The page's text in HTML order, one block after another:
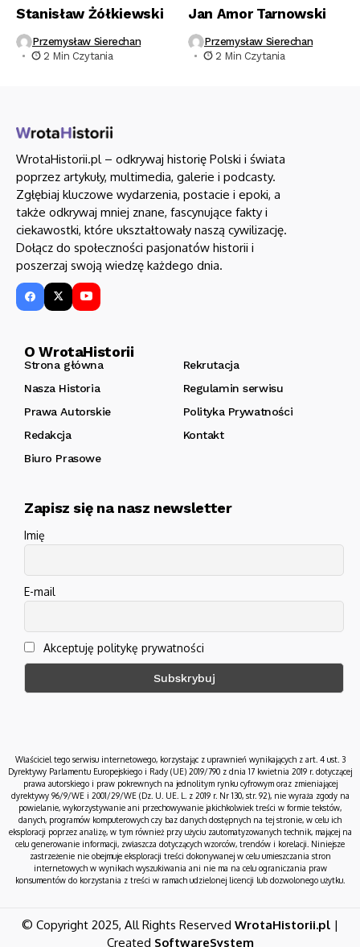
Stanisław Żółkiewski
Przemysław Sierechan
2 Min Czytania
Jan Amor Tarnowski
Przemysław Sierechan
2 Min Czytania
WrotaHistorii.pl – odkrywaj historię Polski i świata
poprzez artykuły, multimedia, galerie i podcasty.
Zgłębiaj kluczowe wydarzenia, postacie i epoki, a
także odkrywaj mniej znane, fascynujące fakty i
ciekawostki, które ukształtowały naszą cywilizację.
Dołącz do społeczności pasjonatów historii i
poszerzaj swoją wiedzę każdego dnia.
O WrotaHistorii
Strona główna
Rekrutacja
Nasza Historia
Regulamin serwisu
Prawa Autorskie
Polityka Prywatności
Redakcja
Kontakt
Biuro Prasowe
Zapisz się na nasz newsletter
Imię
E-mail
Akceptuję politykę prywatności
Właściciel tego serwisu internetowego, korzystając z uprawnień wynikających z art. 4 ust. 3
Dyrektywy Parlamentu Europejskiego i Rady (UE) 2019/790 z dnia 17 kwietnia 2019 r. dotyczącej
prawa autorskiego i praw pokrewnych na jednolitym rynku cyfrowym oraz zmieniającej
dyrektywy 96/9/WE i 2001/29/WE (Dz. U. UE. L. z 2019 r. Nr 130, str. 92), nie wyraża zgody na
powielanie, wykorzystywanie ani przechowywanie jakichkolwiek treści w formie tekstów,
danych, programów komputerowych czy baz danych dostępnych na tej stronie, w celu ich
eksploracji poprzez analizę, w tym również przy użyciu zautomatyzowanych technik, mającej na
celu generowanie informacji, zwłaszcza dotyczących wzorców, trendów i korelacji. Niniejsze
zastrzeżenie nie obejmuje eksploracji treści dokonywanej w celu umieszczania stron
internetowych w wynikach wyszukiwania ani nie ma na celu ograniczania praw
konsumentów do korzystania z treści w ramach udzielonej licencji lub dozwolonego użytku.
© Copyright 2025, All Rights Reserved WrotaHistorii.pl |
Created SoftwareSystem